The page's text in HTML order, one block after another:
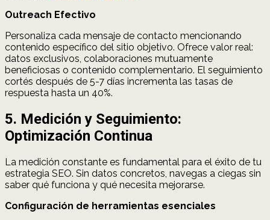
Outreach Efectivo
Personaliza cada mensaje de contacto mencionando
contenido específico del sitio objetivo. Ofrece valor real:
datos exclusivos, colaboraciones mutuamente
beneficiosas o contenido complementario. El seguimiento
cortés después de 5-7 días incrementa las tasas de
respuesta hasta un 40%.
5. Medición y Seguimiento:
Optimización Continua
La medición constante es fundamental para el éxito de tu
estrategia SEO. Sin datos concretos, navegas a ciegas sin
saber qué funciona y qué necesita mejorarse.
Configuración de herramientas esenciales